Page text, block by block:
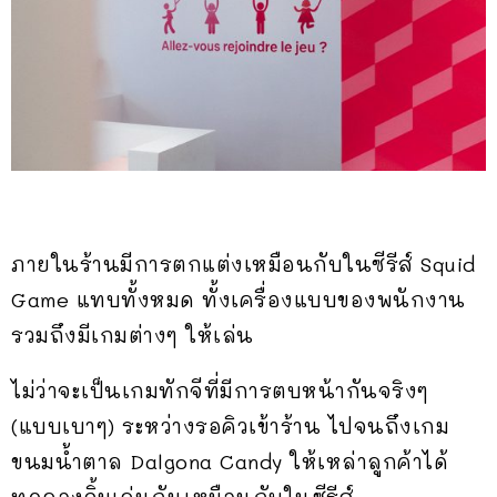
ภายในร้านมีการตกแต่งเหมือนกับในซีรีส์ Squid
Game แทบทั้งหมด ทั้งเครื่องแบบของพนักงาน
รวมถึงมีเกมต่างๆ ให้เล่น
ไม่ว่าจะเป็นเกมทักจีที่มีการตบหน้ากันจริงๆ
(แบบเบาๆ) ระหว่างรอคิวเข้าร้าน ไปจนถึงเกม
ขนมน้ำตาล Dalgona Candy ให้เหล่าลูกค้าได้